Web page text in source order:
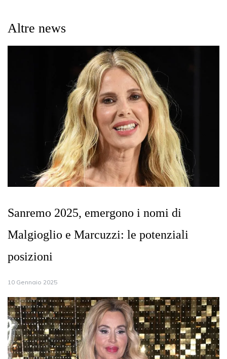
Altre news
Sanremo 2025, emergono i nomi di
Malgioglio e Marcuzzi: le potenziali
posizioni
10 Gennaio 2025